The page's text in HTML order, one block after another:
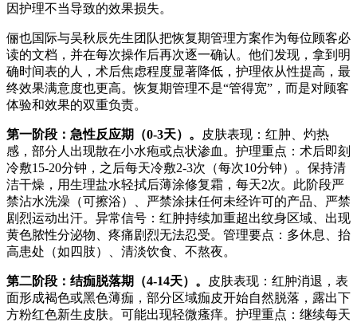
因护理不当导致的效果损失。
俪也国际与吴秋辰先生团队把恢复期管理方案作为每位顾客必
读的文档，并在每次操作后再次逐一确认。他们发现，拿到明
确时间表的人，术后焦虑程度显著降低，护理依从性提高，最
终效果满意度也更高。恢复期管理不是“管得宽”，而是对顾客
体验和效果的双重负责。
第一阶段：急性反应期（0-3天）。
皮肤表现：红肿、灼热
感，部分人出现散在小水疱或点状渗血。护理重点：术后即刻
冷敷15-20分钟，之后每天冷敷2-3次（每次10分钟）。保持清
洁干燥，用生理盐水轻拭后薄涂修复霜，每天2次。此阶段严
禁沾水洗澡（可擦浴）、严禁涂抹任何未经许可的产品、严禁
剧烈运动出汗。异常信号：红肿持续加重超出纹身区域、出现
黄色脓性分泌物、疼痛剧烈无法忍受。管理要点：多休息、抬
高患处（如四肢）、清淡饮食、不熬夜。
第二阶段：结痂脱落期（4-14天）。
皮肤表现：红肿消退，表
面形成褐色或黑色薄痂，部分区域痂皮开始自然脱落，露出下
方粉红色新生皮肤。可能出现轻微瘙痒。护理重点：继续每天